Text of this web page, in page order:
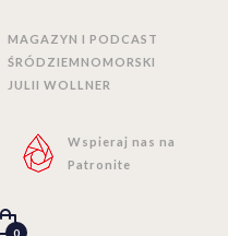
MAGAZYN I PODCAST
ŚRÓDZIEMNOMORSKI
JULII WOLLNER
Wspieraj nas na
Patronite
0